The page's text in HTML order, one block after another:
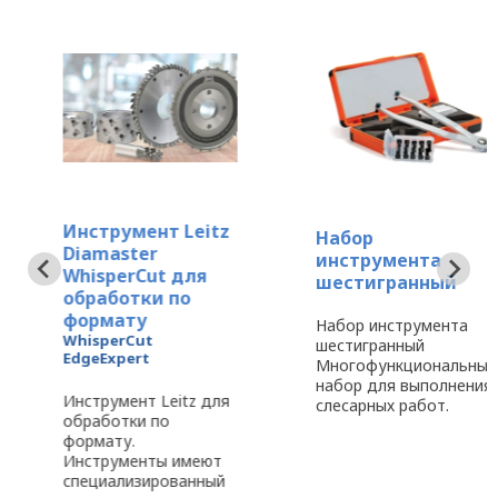
Инструмент Leitz
Diamaster
WhisperCut для
обработки по
формату
WhisperCut
EdgeExpert
Инструмент Leitz для
обработки по
формату.
Инструменты имеют
специализированный
Набор
инструмента
шестигранный
Набор инструмента
шестигранный
Многофункциональный
набор для выполнения
слесарных работ.